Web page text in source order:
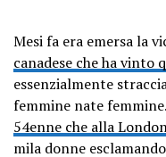
Mesi fa era emersa la
canadese che ha vinto
essenzialmente
femmine nate
54enne che alla
mila donne